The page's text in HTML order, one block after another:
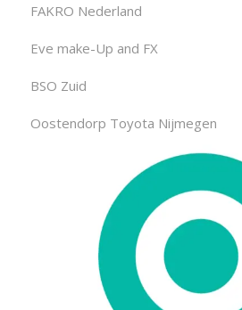
FAKRO Nederland
Eve make-Up and FX
BSO Zuid
Oostendorp Toyota Nijmegen